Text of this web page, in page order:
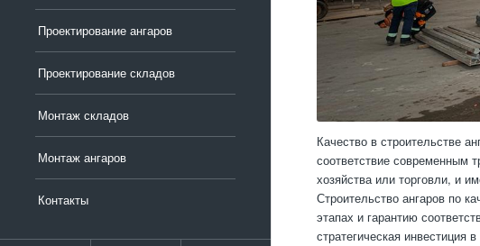
Проектирование ангаров
Проектирование складов
Монтаж складов
Монтаж ангаров
Контакты
Качество в строительстве
соответствие современным
хозяйства или торговли, и
Строительство ангаров по
этапах и гарантию
стратегическая инвестиция